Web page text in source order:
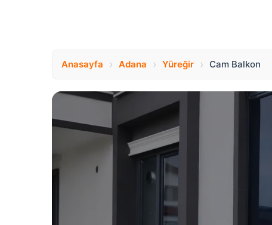
Anasayfa › Adana › Yüreğir › Cam Balkon